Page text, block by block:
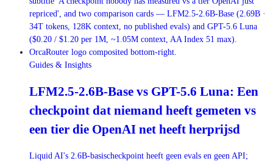
Guides & Insights
LFM2.5-2.6B-Base vs GPT-5.6 Luna: Een
checkpoint dat niemand heeft gemeten vs
een tier die OpenAI net heeft herprijsd
Liquid AI's 2.6B-basischeckpoint heeft geen evals en geen API;